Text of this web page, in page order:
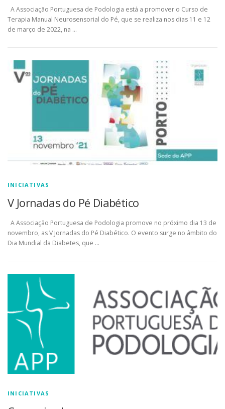
A Associação Portuguesa de Podologia está a promover o Curso de
Terapia Manual Neurosensorial do Pé, que se realiza nos dias 11 e 12
de março de 2022, na …
INICIATIVAS
V Jornadas do Pé Diabético
A Associação Portuguesa de Podologia promove no próximo dia 13 de
novembro, as V Jornadas do Pé Diabético. O evento surge no âmbito do
Dia Mundial da Diabetes, que …
INICIATIVAS